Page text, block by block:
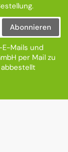
Abonnieren
Mails und
per Mail zu